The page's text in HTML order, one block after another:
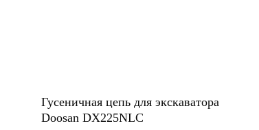
Гусеничная цепь для экскаватора
Doosan DX225NLC